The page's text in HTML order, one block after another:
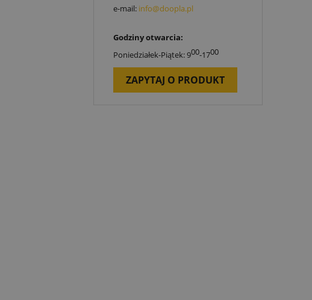
e-mail: info@doopla.pl
Godziny otwarcia:
Poniedziałek-Piątek: 900-1700
ZAPYTAJ O PRODUKT